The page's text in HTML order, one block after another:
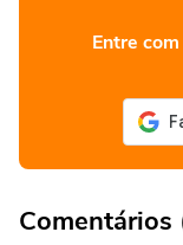
Entre
Comentários